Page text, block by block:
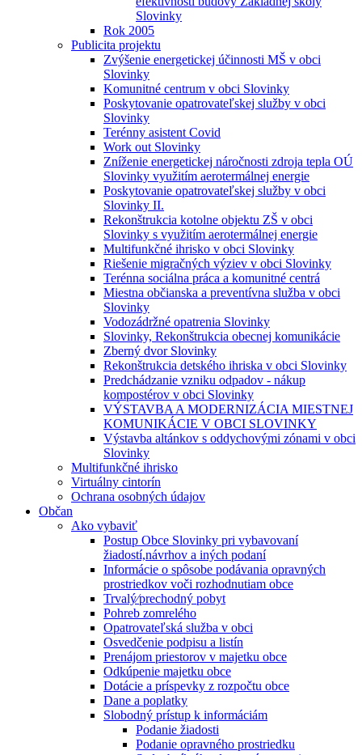
Slovinky
Rok 2005
Publicita projektu
Zvýšenie energetickej účinnosti MŠ v obci
Slovinky
Komunitné centrum v obci Slovinky
Poskytovanie opatrovateľskej služby v obci
Slovinky
Terénny asistent Covid
Work out Slovinky
Zníženie energetickej náročnosti zdroja tepla OÚ
Slovinky využitím aerotermálnej energie
Poskytovanie opatrovateľskej služby v obci
Slovinky II.
Rekonštrukcia kotolne objektu ZŠ v obci
Slovinky s využitím aerotermálnej energie
Multifunkčné ihrisko v obci Slovinky
Riešenie migračných výziev v obci Slovinky
Terénna sociálna práca a komunitné centrá
Miestna občianska a preventívna služba v obci
Slovinky
Vodozádržné opatrenia Slovinky
Slovinky, Rekonštrukcia obecnej komunikácie
Zberný dvor Slovinky
Rekonštrukcia detského ihriska v obci Slovinky
Predchádzanie vzniku odpadov - nákup
kompostérov v obci Slovinky
VÝSTAVBA A MODERNIZÁCIA MIESTNEJ
KOMUNIKÁCIE V OBCI SLOVINKY
Výstavba altánkov s oddychovými zónami v obci
Slovinky
Multifunkčné ihrisko
Virtuálny cintorín
Ochrana osobných údajov
Občan
Ako vybaviť
Postup Obce Slovinky pri vybavovaní
žiadostí,návrhov a iných podaní
Informácie o spôsobe podávania opravných
prostriedkov voči rozhodnutiam obce
Trvalý⁄prechodný pobyt
Pohreb zomrelého
Opatrovateľská služba v obci
Osvedčenie podpisu a listín
Prenájom priestorov v majetku obce
Odkúpenie majetku obce
Dotácie a príspevky z rozpočtu obce
Dane a poplatky
Slobodný prístup k informáciám
Podanie žiadosti
Podanie opravného prostriedku